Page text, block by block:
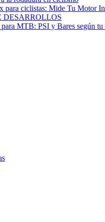
para ciclistas: Mide Tu Motor
MTB: PSI y Bares según tu